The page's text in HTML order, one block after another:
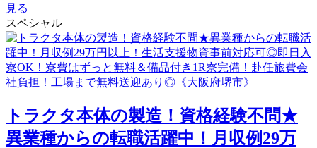
見る
スペシャル
トラクタ本体の製造！資格経験不問★
異業種からの転職活躍中！月収例29万